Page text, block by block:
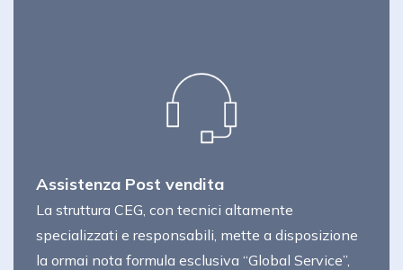
Assistenza Post vendita
La struttura CEG, con tecnici altamente
specializzati e responsabili, mette a disposizione
la ormai nota formula esclusiva “Global Service”,